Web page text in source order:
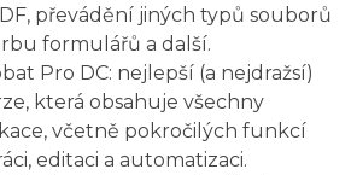
převádění jiných typů souborů
formulářů a další.
Pro DC: nejlepší (a nejdražsí)
která obsahuje všechny
včetně pokročilých funkcí
editaci a automatizaci.